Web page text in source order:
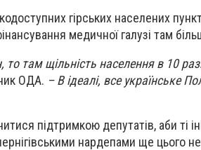
гірських населених
медичної галузі там
там щільність населення в 10
ОДА. – В ідеалі, все українське
підтримкою депутатів, аби ті
нардепами ще цього